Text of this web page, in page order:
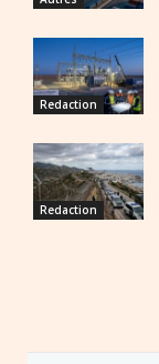
Redaction
Redaction